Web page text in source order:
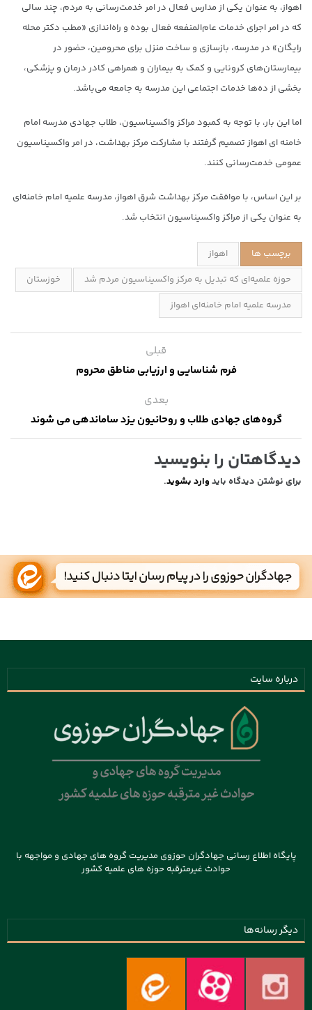
اهواز، به عنوان یکی از مدارس فعال در امر خدمت‌رسانی به مردم، چند سالی
که در امر اجرای خدمات عام‌المنفعه فعال بوده و راه‌اندازی «مطب دکتر محله
رایگان» در مدرسه، بازسازی و ساخت منزل برای محرومین، حضور در
بیمارستان‌های کرونایی و کمک به بیماران و همراهی کادر درمان و پزشکی،
بخشی از ده‌ها خدمات اجتماعی این مدرسه به جامعه می‌باشد.
اما این بار، با توجه به کمبود مراکز واکسیناسیون، طلاب جهادی مدرسه امام
خامنه ای اهواز تصمیم گرفتند با مشارکت مرکز بهداشت، در امر واکسیناسیون
عمومی خدمت‌رسانی کنند.
بر این اساس، با موافقت مرکز بهداشت شرق اهواز، مدرسه علمیه امام خامنه‌ای
به عنوان یکی از مراکز واکسیناسیون انتخاب شد.
برچسب ها
اهواز
حوزه علمیه‌ای که تبدیل به مرکز واکسیناسیون مردم شد
خوزستان
مدرسه علمیه امام خامنه‌ای اهواز
قبلی
فرم شناسایی و ارزیابی مناطق محروم
بعدی
گروه‌های جهادی طلاب و روحانیون یزد ساماندهی می شوند
دیدگاهتان را بنویسید
برای نوشتن دیدگاه باید وارد بشوید.
درباره سایت
پایگاه اطلاع رسانی جهادگران حوزوی مدیریت گروه های جهادی و مواجهه با
حوادث غیرمترقبه حوزه های علمیه کشور
دیگر رسانه‌ها